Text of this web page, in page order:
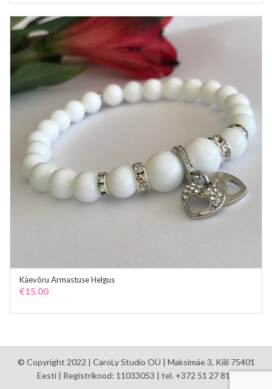
Käevõru Armastuse Helgus
€15.00
© Copyright 2022 | CaroLy Studio OÜ | Maksimäe 3, Kiili 75401
Eesti | Registrikood: 11033053 | tel. +372 51 27 810